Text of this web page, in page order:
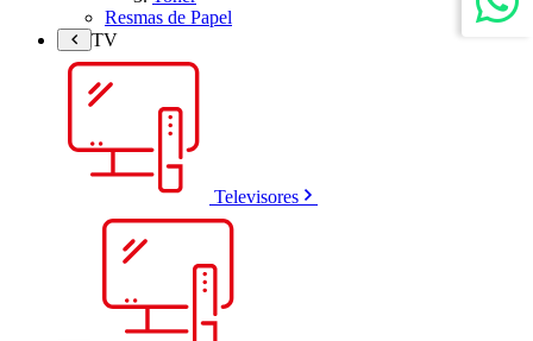
Resmas de Papel
TV
Televisores